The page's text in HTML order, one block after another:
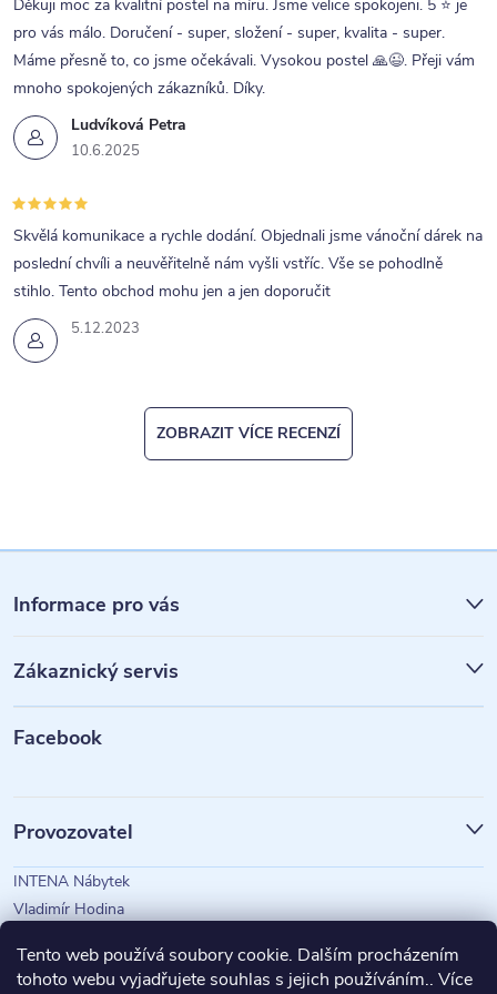
Tento web používá soubory cookie. Dalším procházením
tohoto webu vyjadřujete souhlas s jejich používáním.. Více
p
i
u
Ludvíková Petra
10.6.2025
Děkuji moc za kvalitní postel na míru. Jsme velice spokojeni. 5 ⭐ je
pro vás málo. Doručení - super, složení - super, kvalita - super.
Máme přesně to, co jsme očekávali. Vysokou postel 🙏😉. Přeji vám
mnoho spokojených zákazníků. Díky.
5.12.2023
Skvělá komunikace a rychle dodání. Objednali jsme vánoční dárek na
poslední chvíli a neuvěřitelně nám vyšli vstříc. Vše se pohodlně
stihlo. Tento obchod mohu jen a jen doporučit
ZOBRAZIT VÍCE RECENZÍ
á
p
a
Informace pro vás
Zákaznický servis
Facebook
Provozovatel
INTENA Nábytek
Vladimír Hodina